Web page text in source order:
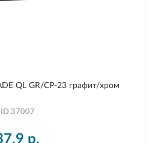
QL GR/CP-23 графит/хром
ID 37007
р.